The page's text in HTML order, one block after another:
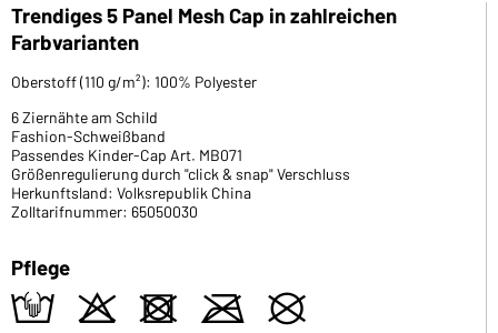
Trendiges 5 Panel Mesh Cap in zahlreichen
Farbvarianten
Oberstoff (110 g/m²): 100% Polyester
6 Ziernähte am Schild
Fashion-Schweißband
Passendes Kinder-Cap Art. MB071
Größenregulierung durch "click & snap" Verschluss
Herkunftsland: Volksrepublik China
Zolltarifnummer: 65050030
Pflege
t o d m U